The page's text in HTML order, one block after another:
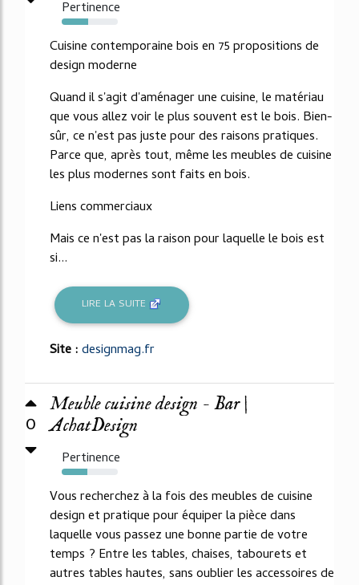
Pertinence
47%
Cuisine contemporaine bois en 75 propositions de
design moderne
Quand il s'agit d'aménager une cuisine, le matériau
que vous allez voir le plus souvent est le bois. Bien-
sûr, ce n'est pas juste pour des raisons pratiques.
Parce que, après tout, même les meubles de cuisine
les plus modernes sont faits en bois.
Liens commerciaux
Mais ce n'est pas la raison pour laquelle le bois est
si...
LIRE LA SUITE
Site :designmag.fr
0
Meuble cuisine design - Bar |
AchatDesign
Pertinence
45%
Vous recherchez à la fois des meubles de cuisine
design et pratique pour équiper la pièce dans
laquelle vous passez une bonne partie de votre
temps ? Entre les tables, chaises, tabourets et
autres tables hautes, sans oublier les accessoires de